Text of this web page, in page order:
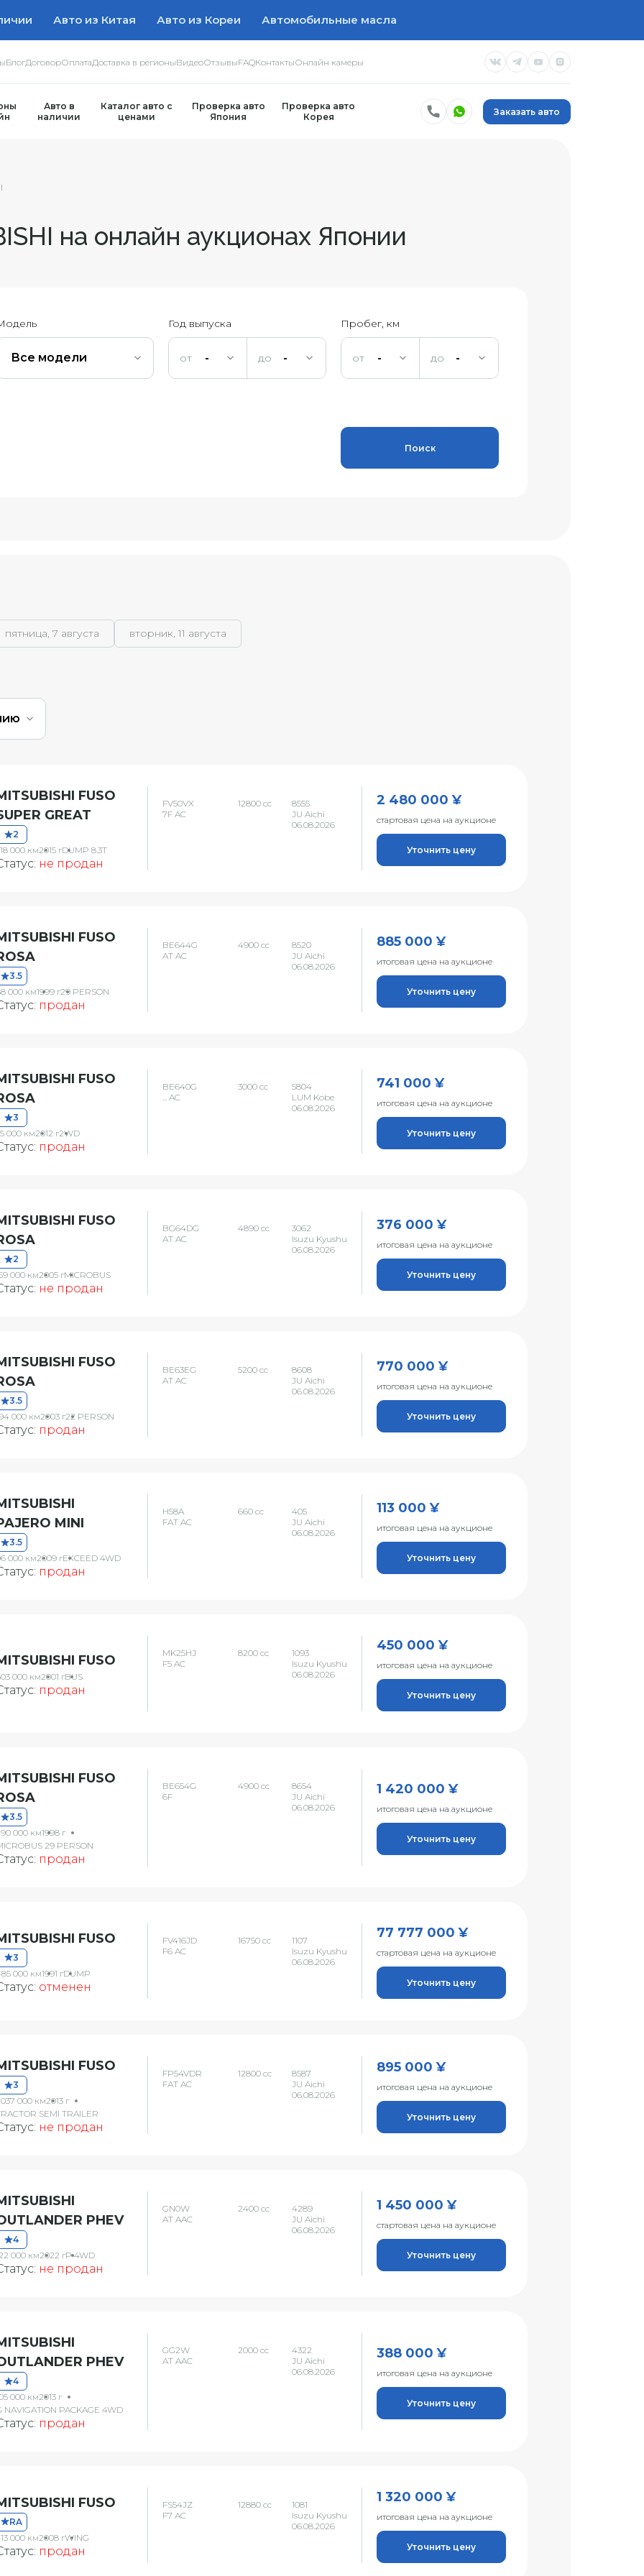
Авто из Китая Авто из Кореи Автомобильные масла
БлогДоговорОплатаДоставка в регионыВидеоОтзывыFAQКонтактыОнлайн камеры
Авто в
наличии
Каталог авто с
ценами
Проверка авто
Япония
Проверка авто
Корея
Заказать авто
на онлайн аукционах Японии
Все модели
Год выпуска
- -
Пробег, км
- -
Поиск
пятница, 7 августа вторник, 11 августа
FUSO
GREAT
2
000 км2015 гDUMP 8.3T
не продан
FV50VX
7F AC
12800 сс
8555
JU Aichi
06.08.2026
2 480 000 ¥
стартовая цена на аукционе
Уточнить цену
FUSO
3.5
000 км1999 г29 PERSON
продан
BE644G
AT AC
4900 сс
8520
JU Aichi
06.08.2026
885 000 ¥
итоговая цена на аукционе
Уточнить цену
FUSO
3
000 км2012 г2WD
продан
BE640G
... AC
3000 сс
5804
LUM Kobe
06.08.2026
741 000 ¥
итоговая цена на аукционе
Уточнить цену
FUSO
2
000 км2005 гMICROBUS
не продан
BG64DG
AT AC
4890 сс
3062
Isuzu Kyushu
06.08.2026
376 000 ¥
итоговая цена на аукционе
Уточнить цену
FUSO
3.5
000 км2003 г22 PERSON
продан
BE63EG
AT AC
5200 сс
8608
JU Aichi
06.08.2026
770 000 ¥
итоговая цена на аукционе
Уточнить цену
MINI
3.5
000 км2009 гEXCEED 4WD
продан
H58A
FAT AC
660 сс
405
JU Aichi
06.08.2026
113 000 ¥
итоговая цена на аукционе
Уточнить цену
FUSO
000 км2001 гBUS
продан
MK25HJ
F5 AC
8200 сс
1093
Isuzu Kyushu
06.08.2026
450 000 ¥
итоговая цена на аукционе
Уточнить цену
FUSO
3.5
000 км1998 г
29 PERSON
продан
BE654G
6F
4900 сс
8654
JU Aichi
06.08.2026
1 420 000 ¥
итоговая цена на аукционе
Уточнить цену
FUSO
3
000 км1991 гDUMP
отменен
FV416JD
F6 AC
16750 сс
1107
Isuzu Kyushu
06.08.2026
77 777 000 ¥
стартовая цена на аукционе
Уточнить цену
FUSO
3
037 000 км2013 г
SEMI TRAILER
не продан
FP54VDR
FAT AC
12800 сс
8587
JU Aichi
06.08.2026
895 000 ¥
итоговая цена на аукционе
Уточнить цену
PHEV
4
000 км2022 гP 4WD
не продан
GN0W
AT AAC
2400 сс
4289
JU Aichi
06.08.2026
1 450 000 ¥
стартовая цена на аукционе
Уточнить цену
PHEV
4
000 км2013 г
NAVIGATION PACKAGE 4WD
продан
GG2W
AT AAC
2000 сс
4322
JU Aichi
06.08.2026
388 000 ¥
итоговая цена на аукционе
Уточнить цену
FUSO
RA
000 км2008 гWING
продан
FS54JZ
F7 AC
12880 сс
1081
Isuzu Kyushu
06.08.2026
1 320 000 ¥
итоговая цена на аукционе
Уточнить цену